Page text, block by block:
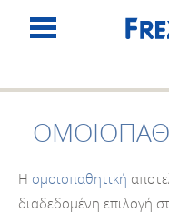
Η ομοιοπαθητική
διαδεδομένη επιλογή